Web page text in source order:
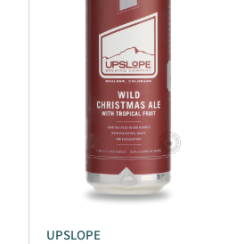
UPSLOPE